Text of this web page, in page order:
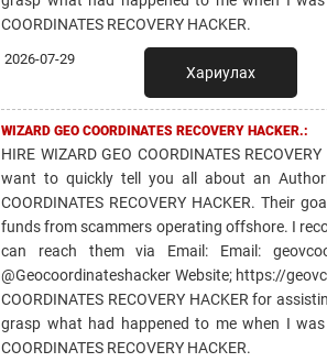
COORDINATES RECOVERY HACKER.
2026-07-29
Хариулах
WIZARD GEO COORDINATES RECOVERY HACKER.:
HIRE WIZARD GEO COORDINATES
want to quickly tell you all about an
COORDINATES RECOVERY HACKER.
funds from scammers operating offshore. I
can reach them via Email: Email:
@Geocoordinateshacker Website; https://
COORDINATES RECOVERY HACKER for
grasp what had happened to me when I
COORDINATES RECOVERY HACKER.